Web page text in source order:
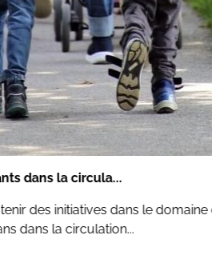
Mieux soutenir les jeunes à la
de la Santé Mentale et du Ha...